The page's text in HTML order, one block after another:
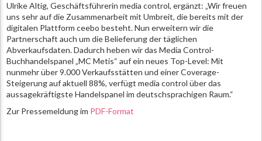
Ulrike Altig, Geschäftsführerin media control, ergänzt: „Wir freuen
uns sehr auf die Zusammenarbeit mit Umbreit, die bereits mit der
digitalen Plattform ceebo besteht. Nun erweitern wir die
Partnerschaft auch um die Belieferung der täglichen
Abverkaufsdaten. Dadurch heben wir das Media Control-
Buchhandelspanel „MC Metis“ auf ein neues Top-Level: Mit
nunmehr über 9.000 Verkaufsstätten und einer Coverage-
Steigerung auf aktuell 88%, verfügt media control über das
aussagekräftigste Handelspanel im deutschsprachigen Raum.“
Zur Pressemeldung im PDF-Format